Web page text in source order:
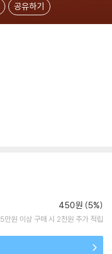
공유하기
450원 (5%)
5만원 이상 구매 시 2천원 추가 적립